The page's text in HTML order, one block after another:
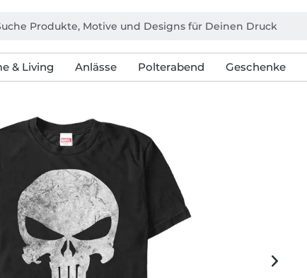
& Living Anlässe Polterabend Geschenke